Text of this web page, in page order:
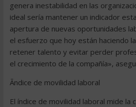
genera inestabilidad en las
ideal sería mantener un indicador
apertura de nuevas oportunidades
el esfuerzo que hoy están haciendo
retener talento y evitar perder
el crecimiento de la compañía»,
Ãndice de movilidad laboral
El índice de movilidad laboral mide la